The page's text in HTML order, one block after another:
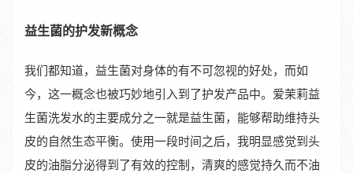
益生菌的护发新概念
我们都知道，益生菌对身体的有不可忽视的好处，而如
今，这一概念也被巧妙地引入到了护发产品中。爱茉莉益
生菌洗发水的主要成分之一就是益生菌，能够帮助维持头
皮的自然生态平衡。使用一段时间之后，我明显感觉到头
皮的油脂分泌得到了有效的控制，清爽的感觉持久而不油